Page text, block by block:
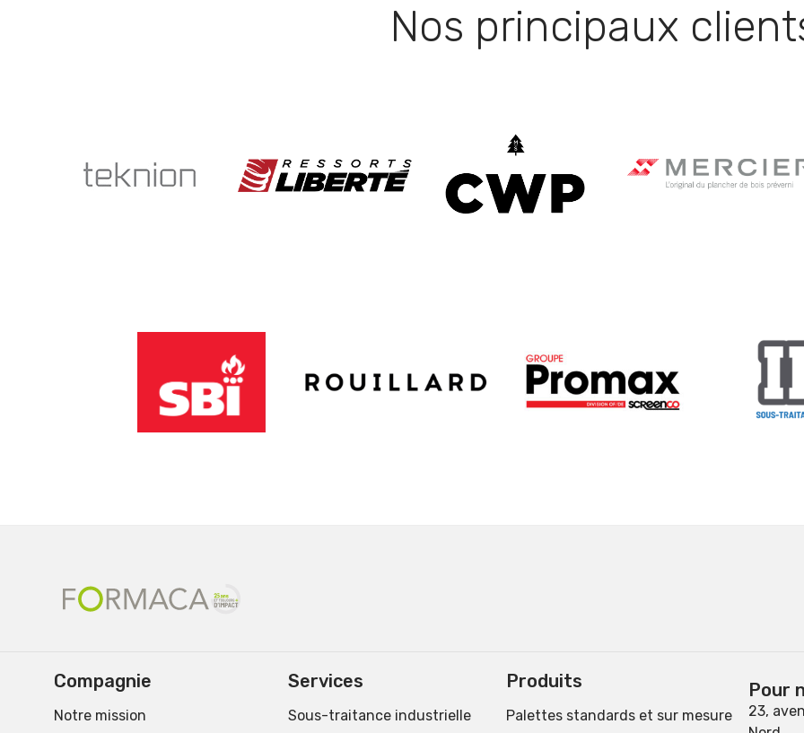
Nos principaux
Compagnie
Notre mission
Services
Sous-traitance industrielle
Produits
Palettes standards et sur mesure
Pour
23,